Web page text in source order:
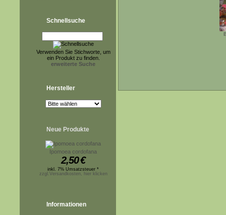
Schnellsuche
Verwenden Sie Stichworte, um
ein Produkt zu finden.
erweiterte Suche
Hersteller
Neue Produkte
Ipomoea cordofana
2,50€
inkl. 7% Umsatzsteuer *
zzgl.Versandkosten, hier klicken
Informationen